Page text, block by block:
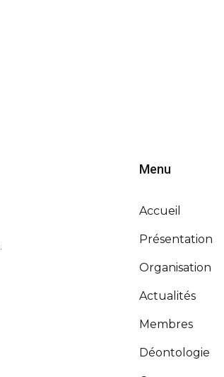
Menu
Accueil
Présentation
Organisation
Actualités
Membres
Déontologie